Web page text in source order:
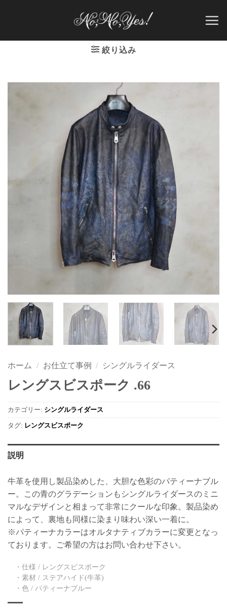
絞り込み
ホーム / お仕立て事例 / シングルライダース
レングスビスポーク .66
カテゴリー: シングルライダース
タグ: レングスビスポーク
説明
牛革を使用し製品染めした、大胆な色彩のパティーナブル
ー。この青のグラデーションもシングルライダースのミニ
マルなデザインと相まって非常にクールな印象。製品染め
によって、裏地も同様に染まり味わい深い一着に。
※パティーナカラーはオルタナティブカラーに変更となっ
ております。ご希望の方はお問い合わせ下さい。
・仕様 / レングスビスポーク
・素材 / ステアハイド(牛革)
・色 / パティーナブルー